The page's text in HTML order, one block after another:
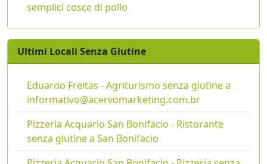
semplici cosce di pollo
Ultimi Locali Senza Glutine
Eduardo Freitas - Agriturismo senza glutine a
informativo@acervomarketing.com.br
Pizzeria Acquario San Bonifacio - Ristorante
senza glutine a San Bonifacio